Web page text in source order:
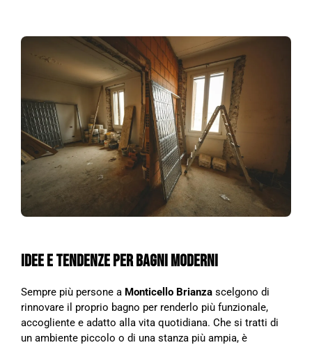
IDEE E TENDENZE PER BAGNI MODERNI
Sempre più persone a Monticello Brianza scelgono di
rinnovare il proprio bagno per renderlo più funzionale,
accogliente e adatto alla vita quotidiana. Che si tratti di
un ambiente piccolo o di una stanza più ampia, è